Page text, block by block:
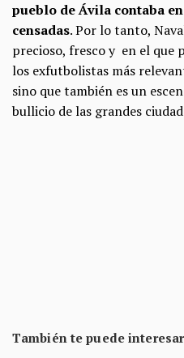
pueblo de Ávila contaba
censadas. Por lo tanto,
precioso, fresco y en el que
los exfutbolistas más
sino que también es un
bullicio de las grandes
También te puede interesar